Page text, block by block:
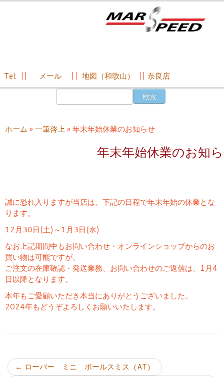
ン
Tel: メール 地図（和歌山） 奈良店
ホーム » 一筆啓上» 年末年始休業のお知らせ
年末年始休業のお知
誠に恐れ入りますが当店は、下記の日程で年末年始の休業とな
ります。
12月30日(土)～1月3日(水)
なお上記期間中もお問い合わせ・オンラインショップからのお
買い物は可能ですが、
ご注文の在庫確認・発送業務、お問い合わせのご返信は、1月4
日以降となります。
本年もご愛顧いただき本当にありがとうございました。
2024年もどうぞよろしくお願いいたします。
← ローバー ミニ ポールスミス（AT）